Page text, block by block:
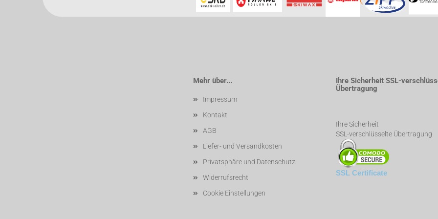
Mehr über...
Impressum
Kontakt
AGB
Liefer- und Versandkosten
Privatsphäre und Datenschutz
Widerrufsrecht
Cookie Einstellungen
Ihre Sicherheit SSL-
Übertragung
Ihre Sicherheit
SSL-verschlüsselte Übertragung
SSL Certificate